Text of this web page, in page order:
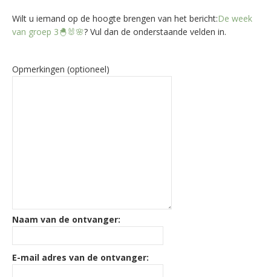
Wilt u iemand op de hoogte brengen van het bericht:De week
van groep 3🐣🐰🌸? Vul dan de onderstaande velden in.
Opmerkingen (optioneel)
Naam van de ontvanger:
E-mail adres van de ontvanger: